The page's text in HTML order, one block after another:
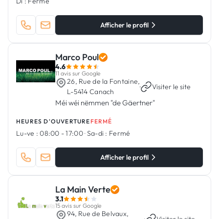
Afficher le profil
Marco Poul
4.6
11 avis sur Google
26, Rue de la Fontaine,
L-5414 Canach
· Visiter le site
Méi wéi nëmmen "de Gäertner"
HEURES D'OUVERTURE FERMÉ
Lu-ve : 08:00 - 17:00·Sa-di : Fermé
Afficher le profil
La Main Verte
3.1
15 avis sur Google
94, Rue de Belvaux,